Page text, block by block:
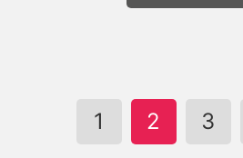
1 2 3